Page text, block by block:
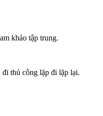
khảo tập trung.
thủ công lặp đi lặp lại.